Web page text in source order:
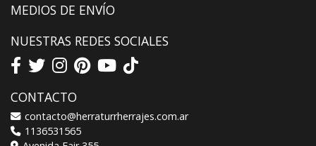
MEDIOS DE ENVÍO
NUESTRAS REDES SOCIALES
CONTACTO
contacto@herraturrherrajes.com.ar
1136531565